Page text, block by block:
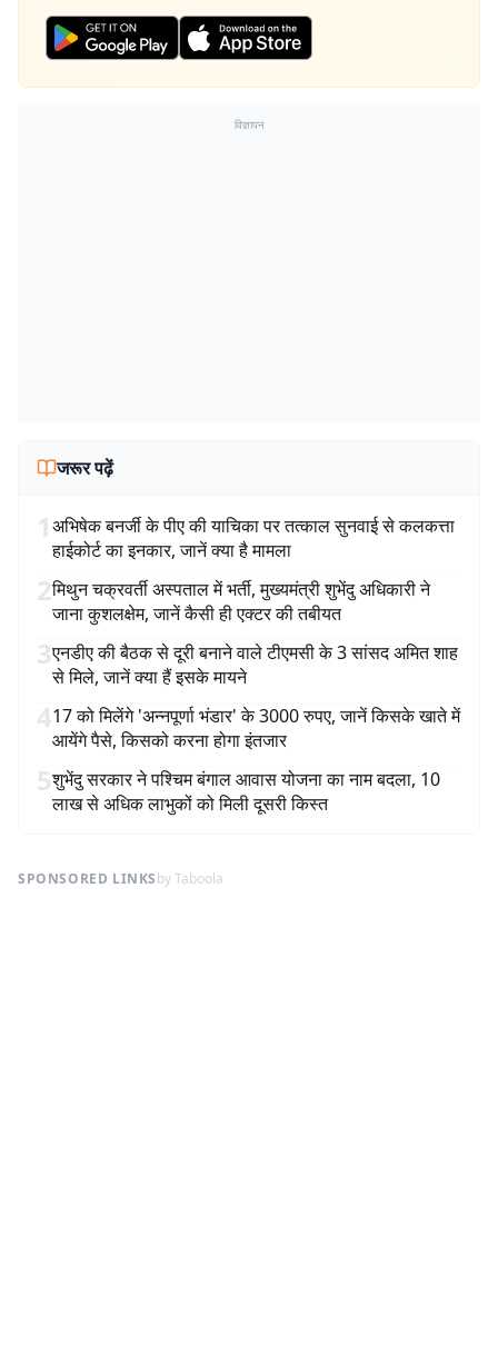
विज्ञापन
जरूर पढ़ें
1अभिषेक बनर्जी के पीए की याचिका पर तत्काल सुनवाई से कलकत्ता
हाईकोर्ट का इनकार, जानें क्या है मामला
2मिथुन चक्रवर्ती अस्पताल में भर्ती, मुख्यमंत्री शुभेंदु अधिकारी ने
जाना कुशलक्षेम, जानें कैसी ही एक्टर की तबीयत
3एनडीए की बैठक से दूरी बनाने वाले टीएमसी के 3 सांसद अमित शाह
से मिले, जानें क्या हैं इसके मायने
417 को मिलेंगे 'अन्नपूर्णा भंडार' के 3000 रुपए, जानें किसके खाते में
आयेंगे पैसे, किसको करना होगा इंतजार
5शुभेंदु सरकार ने पश्चिम बंगाल आवास योजना का नाम बदला, 10
लाख से अधिक लाभुकों को मिली दूसरी किस्त
SPONSORED LINKSby Taboola